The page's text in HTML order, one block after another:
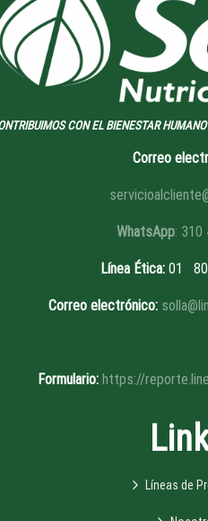
CON EL BIENESTAR
Correo
WhatsApp: 310
Línea Ética:01 8
Correo electrónico:
Formulario: https://
Líneas de